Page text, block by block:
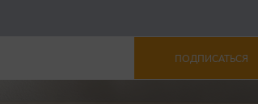
ПОДПИСАТЬСЯ